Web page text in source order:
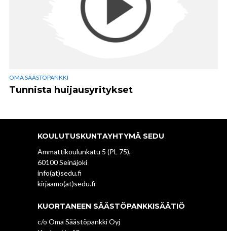
OMA SÄÄSTÖPANKKI
Tunnista huijausyritykset
KOULUTUSKUNTAYHTYMÄ SEDU
Ammattikoulunkatu 5 (PL 75),
60100 Seinäjoki
info(at)sedu.fi
kirjaamo(at)sedu.fi
KUORTANEEN SÄÄSTÖPANKKISÄÄTIÖ
c/o Oma Säästöpankki Oyj